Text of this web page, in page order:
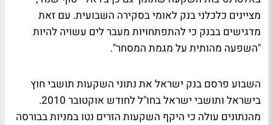
מציינים כלכלני בנק לאומי בסקירה השבועית. עם זאת
מדגישים בבנק כי להתפתחויות מעבר לים עשויה להיות
"השפעה מהותית על מגמת המסחר".
השבוע פרסם בנק ישראל את נתוני השקעות תושבי חוץ
בישראל ותושבי ישראל בחו"ל לחודש אוקטובר 2010.
מהנתונים עולה כי היקף השקעות הזרים נטו במניות בבורסה